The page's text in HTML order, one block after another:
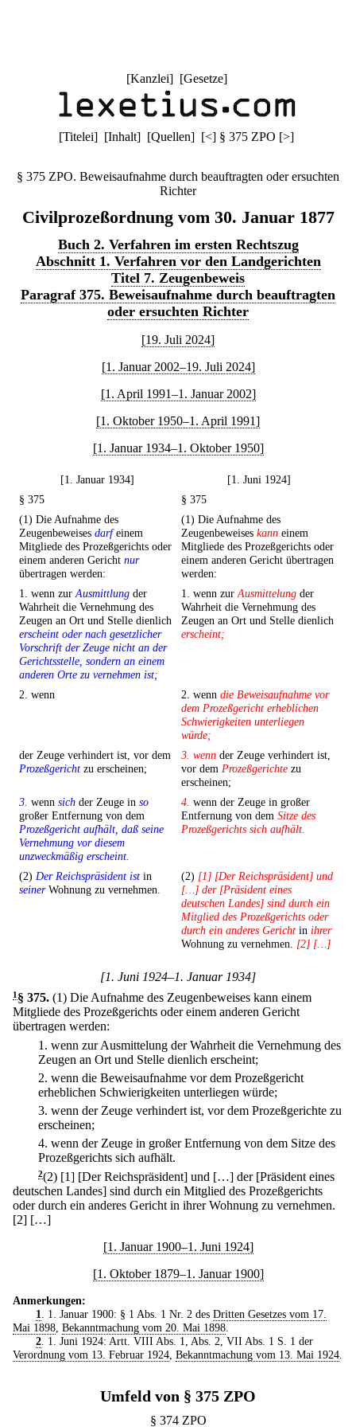
[Kanzlei] [Gesetze]
[Titelei] [Inhalt] [Quellen] [<] § 375 ZPO [>]
§ 375 ZPO. Beweisaufnahme durch beauftragten oder ersuchten
Richter
Civilprozeßordnung vom 30. Januar 1877
Buch 2. Verfahren im ersten Rechtszug
Abschnitt 1. Verfahren vor den Landgerichten
Titel 7. Zeugenbeweis
Paragraf 375. Beweisaufnahme durch beauftragten
oder ersuchten Richter
[19. Juli 2024]
[1. Januar 2002–19. Juli 2024]
[1. April 1991–1. Januar 2002]
[1. Oktober 1950–1. April 1991]
[1. Januar 1934–1. Oktober 1950]
[1. Januar 1934]
[1. Juni 1924]
§ 375
§ 375
(1) Die Aufnahme des
Zeugenbeweises darfeinem
Mitgliede des Prozeßgerichts oder
einem anderen Gericht nur
übertragen werden:
(1) Die Aufnahme des
Zeugenbeweises kann einem
Mitgliede des Prozeßgerichts oder
einem anderen Gericht übertragen
werden:
1. wenn zurAusmittlung der
Wahrheit die Vernehmung des
Zeugen an Ort und Stelle dienlich
erscheint oder nach gesetzlicher
Vorschrift der Zeuge nicht an der
Gerichtsstelle, sondern an einem
anderen Orte zu vernehmen ist;
1. wenn zurAusmittelung der
Wahrheit die Vernehmung des
Zeugen an Ort und Stelle dienlich
erscheint;
2. wenn 2. wenn die Beweisaufnahme vor
dem Prozeßgericht erheblichen
Schwierigkeiten unterliegen
würde;
der Zeuge verhindert ist, vor dem
Prozeßgericht zu erscheinen;
3. wenn der Zeuge verhindert ist,
vor dem Prozeßgerichte zu
erscheinen;
3. wenn sich der Zeuge in so
großer Entfernung von dem
Prozeßgericht aufhält, daß seine
Vernehmung vor diesem
unzweckmäßig erscheint.
4. wenn der Zeuge in großer
Entfernung von dem Sitze des
Prozeßgerichts sich aufhält.
(2) Der Reichspräsident ist in
seinerWohnung zu vernehmen.
(2) [1] [Der Reichspräsident] und
[…] der [Präsident eines
deutschen Landes] sind durch ein
Mitglied des Prozeßgerichts oder
durch ein anderes Gericht in ihrer
Wohnung zu vernehmen. [2] […]
[1. Juni 1924–1. Januar 1934]
1§ 375. (1) Die Aufnahme des Zeugenbeweises kann einem
Mitgliede des Prozeßgerichts oder einem anderen Gericht
übertragen werden:
1. wenn zur Ausmittelung der Wahrheit die Vernehmung des
Zeugen an Ort und Stelle dienlich erscheint;
2. wenn die Beweisaufnahme vor dem Prozeßgericht
erheblichen Schwierigkeiten unterliegen würde;
3. wenn der Zeuge verhindert ist, vor dem Prozeßgerichte zu
erscheinen;
4. wenn der Zeuge in großer Entfernung von dem Sitze des
Prozeßgerichts sich aufhält.
2(2) [1] [Der Reichspräsident] und […] der [Präsident eines
deutschen Landes] sind durch ein Mitglied des Prozeßgerichts
oder durch ein anderes Gericht in ihrer Wohnung zu vernehmen.
[2] […]
[1. Januar 1900–1. Juni 1924]
[1. Oktober 1879–1. Januar 1900]
Anmerkungen:
1
. 1. Januar 1900: § 1 Abs. 1 Nr. 2 des Dritten Gesetzes vom 17.
Mai 1898 Bekanntmachung vom 20. Mai 1898
2. 1. Juni 1924: Artt. VIII Abs. 1, Abs. 2, VII Abs. 1 S. 1 der
Verordnung vom 13. Februar 1924 Bekanntmachung vom 13. Mai 1924
Umfeld von § 375 ZPO
§ 374 ZPO